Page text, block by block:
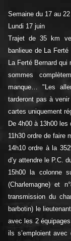
Semaine du 17 au
Lundi 17 juin
Trajet de 35 km
banlieue de La
La Ferté Bernard
sommes
manque… "Les
tarderont pas à
cartes uniquement
De 4h00 à 13h00
11h30 ordre de faire
14h10 ordre à la 352
d’y attendre le P.C.
15h00 la colonne
(Charlemagne) et
transmission du
barbotin) le
avec les 2
ils s’emploient